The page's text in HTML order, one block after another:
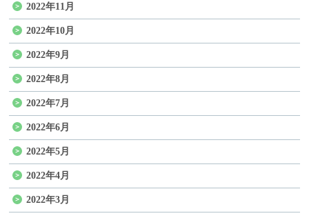
2022年11月
2022年10月
2022年9月
2022年8月
2022年7月
2022年6月
2022年5月
2022年4月
2022年3月